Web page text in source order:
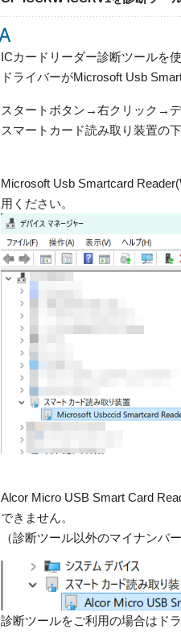
ICカードリーダー診断ツールを
ドライバーがMicrosoft Usb
スタートボタン→右クリック→デ
スマートカード読み取り装置の
Microsoft Usb Smartcard
用ください。
Alcor Micro USB Smart Card
できません。
（診断ツール以外のマイナンバ
診断ツールをご利用の場合はド